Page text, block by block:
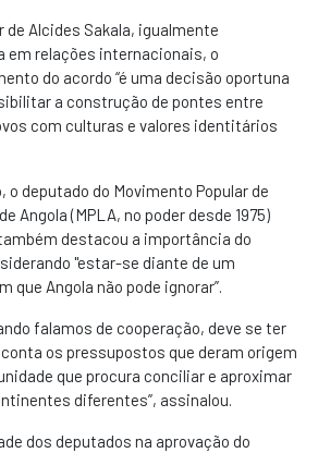
de Alcides Sakala, igualmente
em relações internacionais, o
do acordo “é uma decisão oportuna
a construção de pontes entre
com culturas e valores identitários
o deputado do Movimento Popular de
Angola (MPLA, no poder desde 1975)
destacou a importância do
"estar-se diante de um
que Angola não pode ignorar”.
falamos de cooperação, deve se ter
os pressupostos que deram origem
que procura conciliar e aproximar
diferentes”, assinalou.
dos deputados na aprovação do